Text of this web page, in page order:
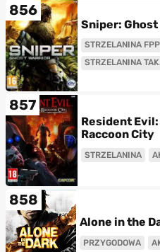
856
Sniper: Ghost
STRZELANINA FPP
STRZELANINA
857
Resident
Raccoon City
STRZELANINA
858
Alone in the
PRZYGODOWA